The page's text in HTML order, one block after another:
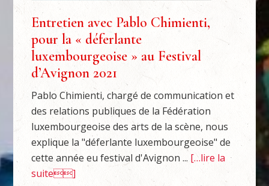
Entretien avec Pablo Chimienti,
pour la « déferlante
luxembourgeoise » au Festival
d’Avignon 2021
Pablo Chimienti, chargé de communication et
des relations publiques de la Fédération
luxembourgeoise des arts de la scène, nous
explique la "déferlante luxembourgeoise" de
cette année eu festival d'Avignon ... […lire la
suite]